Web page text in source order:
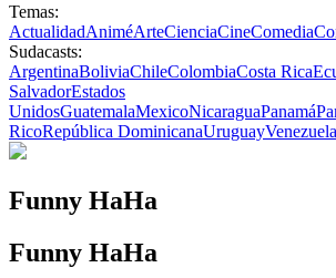
Temas:
ActualidadAniméArteCienciaCineComedia
Sudacasts:
ArgentinaBoliviaChileColombiaCosta Rica
SalvadorEstados
UnidosGuatemalaMexicoNicaraguaPanamá
RicoRepública DominicanaUruguayVenezuela
Funny HaHa
Funny HaHa